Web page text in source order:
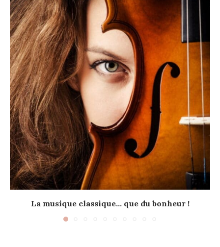
La musique classique… que du bonheur !